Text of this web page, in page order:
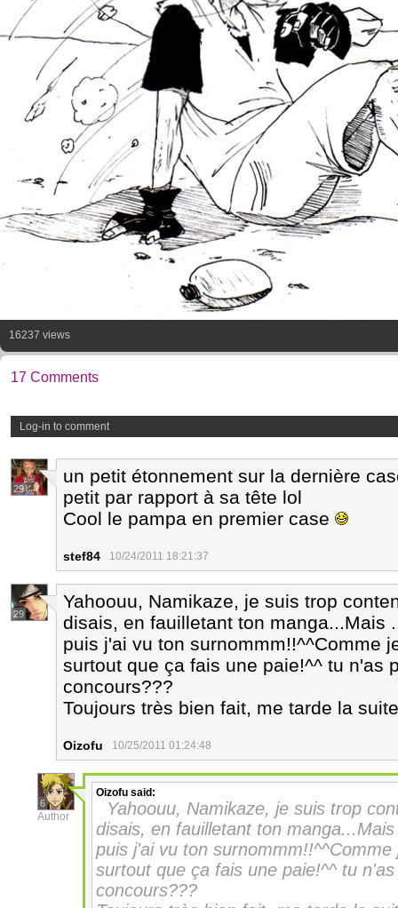
16237 views
17 Comments
Log-in to comment
29
un petit étonnement sur la dernière
petit par rapport à sa tête lol
Cool le pampa en premier case
stef84 10/24/2011 18:21:37
29
Yahoouu, Namikaze, je suis trop
disais, en fauilletant ton manga...Mais
puis j'ai vu ton surnommm!!^^Comme
surtout que ça fais une paie!^^ tu n'as
concours???
Toujours très bien fait, me tarde la
Oizofu 10/25/2011 01:24:48
6
Author
Oizofu said:
Yahoouu, Namikaze, je suis trop
disais, en fauilletant ton
puis j'ai vu ton
surtout que ça fais une paie!^^ tu
concours???